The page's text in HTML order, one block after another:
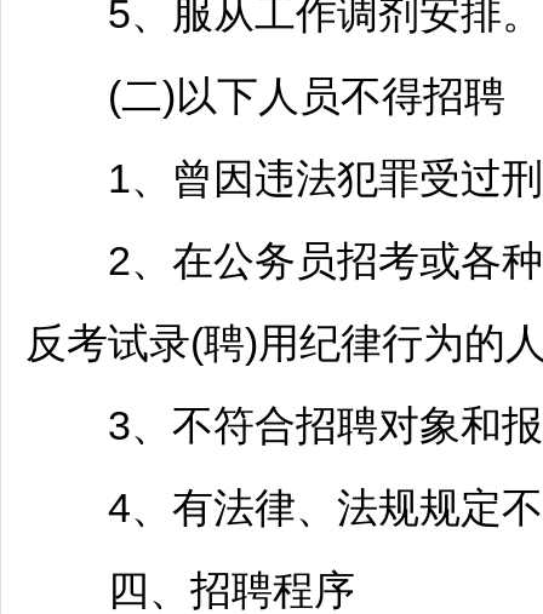
5、服从工作调剂安排。
(二)以下人员不得招聘
1、曾因违法犯罪受过刑
2、在公务员招考或各种
反考试录(聘)用纪律行为的
3、不符合招聘对象和
4、有法律、法规规定
四、 招聘程序